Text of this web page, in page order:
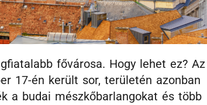
fővárosa. Hogy lehet ez? Az
17-én került sor, területén azonban
a budai mészkőbarlangokat és több